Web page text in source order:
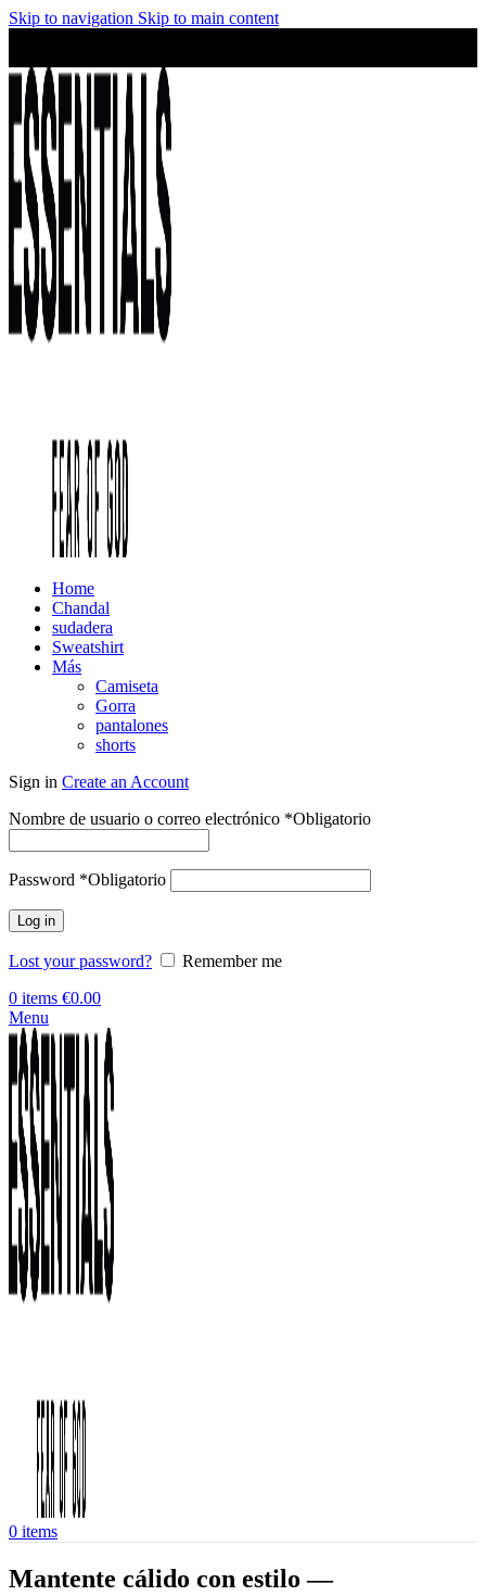
Skip to navigation Skip to main content
Home
Chandal
sudadera
Sweatshirt
Más
Camiseta
Gorra
pantalones
shorts
Sign in Create an Account
Nombre de usuario o correo electrónico *Obligatorio
Password *Obligatorio
Log in
Lost your password?
Remember me
0 items €0.00
Menu
0 items
Mantente cálido con estilo —